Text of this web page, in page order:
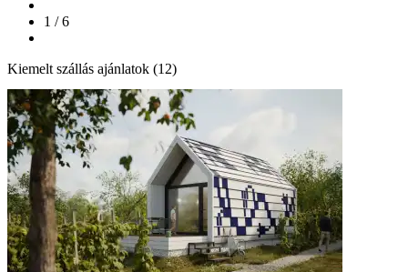
1 / 6
Kiemelt szállás ajánlatok (12)